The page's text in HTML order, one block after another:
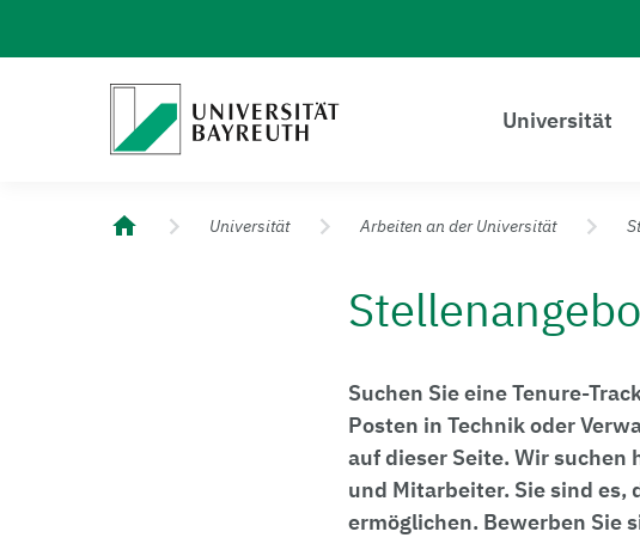
Logo Universität Bayreuth
Universität
Universität Bayreuth – Deine Top-Campus-Uni
Universität Arbeiten an der Universität
Suchen Sie eine Tenure-
Posten in Technik oder
auf dieser Seite. Wir
und Mitarbeiter. Sie sind es,
ermöglichen. Bewerben Sie